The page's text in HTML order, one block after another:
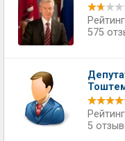
575
5